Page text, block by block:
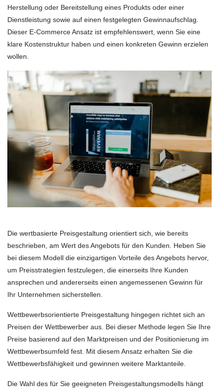
Herstellung oder Bereitstellung eines Produkts oder einer
Dienstleistung sowie auf einen festgelegten Gewinnaufschlag.
Dieser E-Commerce Ansatz ist empfehlenswert, wenn Sie eine
klare Kostenstruktur haben und einen konkreten Gewinn erzielen
wollen.
Die wertbasierte Preisgestaltung orientiert sich, wie bereits
beschrieben, am Wert des Angebots für den Kunden. Heben Sie
bei diesem Modell die einzigartigen Vorteile des Angebots hervor,
um Preisstrategien festzulegen, die einerseits Ihre Kunden
ansprechen und andererseits einen angemessenen Gewinn für
Ihr Unternehmen sicherstellen.
Wettbewerbsorientierte Preisgestaltung hingegen richtet sich an
Preisen der Wettbewerber aus. Bei dieser Methode legen Sie Ihre
Preise basierend auf den Marktpreisen und der Positionierung im
Wettbewerbsumfeld fest. Mit diesem Ansatz erhalten Sie die
Wettbewerbsfähigkeit und gewinnen weitere Marktanteile.
Die Wahl des für Sie geeigneten Preisgestaltungsmodells hängt